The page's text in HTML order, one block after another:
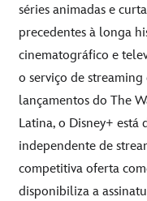
séries animadas e
precedentes à longa
cinematográfico e
o serviço de
lançamentos do The
Latina, o Disney+ está
independente de
competitiva oferta
disponibiliza a